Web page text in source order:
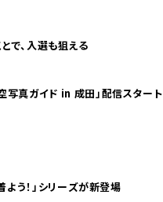
で、入選も狙える
写真ガイド in 成田」配信スタート
港をTシャツで着よう！」シリーズが新登場